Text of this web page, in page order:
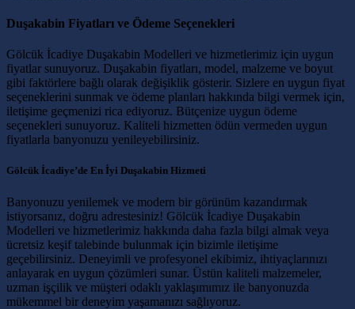
Duşakabin Fiyatları ve Ödeme Seçenekleri
Gölcük İcadiye Duşakabin Modelleri ve hizmetlerimiz için uygun
fiyatlar sunuyoruz. Duşakabin fiyatları, model, malzeme ve boyut
gibi faktörlere bağlı olarak değişiklik gösterir. Sizlere en uygun fiyat
seçeneklerini sunmak ve ödeme planları hakkında bilgi vermek için,
iletişime geçmenizi rica ediyoruz. Bütçenize uygun ödeme
seçenekleri sunuyoruz. Kaliteli hizmetten ödün vermeden uygun
fiyatlarla banyonuzu yenileyebilirsiniz.
Gölcük İcadiye’de En İyi Duşakabin Hizmeti
Banyonuzu yenilemek ve modern bir görünüm kazandırmak
istiyorsanız, doğru adrestesiniz! Gölcük İcadiye Duşakabin
Modelleri ve hizmetlerimiz hakkında daha fazla bilgi almak veya
ücretsiz keşif talebinde bulunmak için bizimle iletişime
geçebilirsiniz. Deneyimli ve profesyonel ekibimiz, ihtiyaçlarınızı
anlayarak en uygun çözümleri sunar. Üstün kaliteli malzemeler,
uzman işçilik ve müşteri odaklı yaklaşımımız ile banyonuzda
mükemmel bir deneyim yaşamanızı sağlıyoruz.